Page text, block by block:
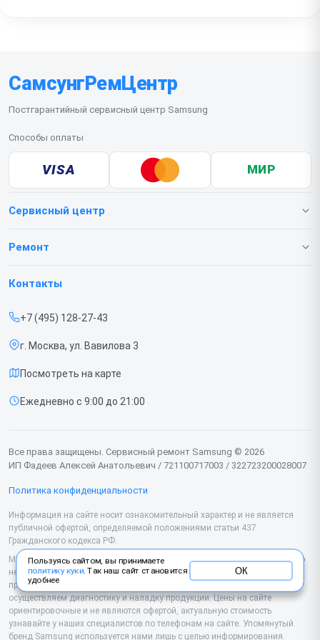
СамсунгРемЦентр
Постгарантийный сервисный центр Samsung
Способы оплаты
VISA МИР
Сервисный центр
О нашем сервисе
Срочный ремонт
Доставка и способы оплаты
Диагностика
Контакты
Ремонт
Телефонов
Принтеров
Кондиционеров
Микроволновых печей
Наушников
Варочных панелей
Контакты
+7 (495) 128-27-43
г. Москва, ул. Вавилова 3
Посмотреть на карте
Ежедневно с 9:00 до 21:00
Все права защищены. Сервисный ремонт Samsung © 2026
ИП Фадеев Алексей Анатольевич / 721100717003 / 322723200028007
Политика конфиденциальности
Информация на сайте носит ознакомительный характер и не является
публичной офертой, определяемой положениями статьи 437
Гражданского кодекса РФ.
Мы специализируемся на обслуживании и ремонте техники Samsung, но
не являемся их официальным представителем. Предоставляем
профессиональные услуги после истечения гарантии, а также
осуществляем диагностику и наладку продукции. Цены на сайте
ориентировочные и не являются офертой, актуальную стоимость
узнавайте у наших специалистов по телефонам на сайте. Упомянутый
бренд Samsung используется нами лишь с целью информирования.
Пользуясь сайтом, вы принимаете
политику куки. Так наш сайт становится
удобнее
ОК